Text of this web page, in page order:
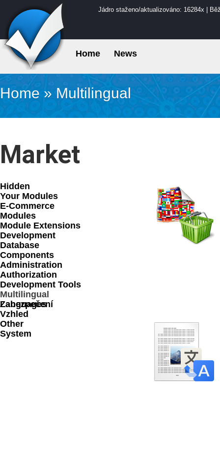
Jádro staženo/aktualizováno: 16284x |
Home News
Home»Multilingual
Market
Hidden
Your Modules
E-Commerce
Modules
Module Extensions
Development
Database
Components
Administration
Authorization
Development Tools
Multilingual
Languages
Zabezpečení
Vzhled
Other
System